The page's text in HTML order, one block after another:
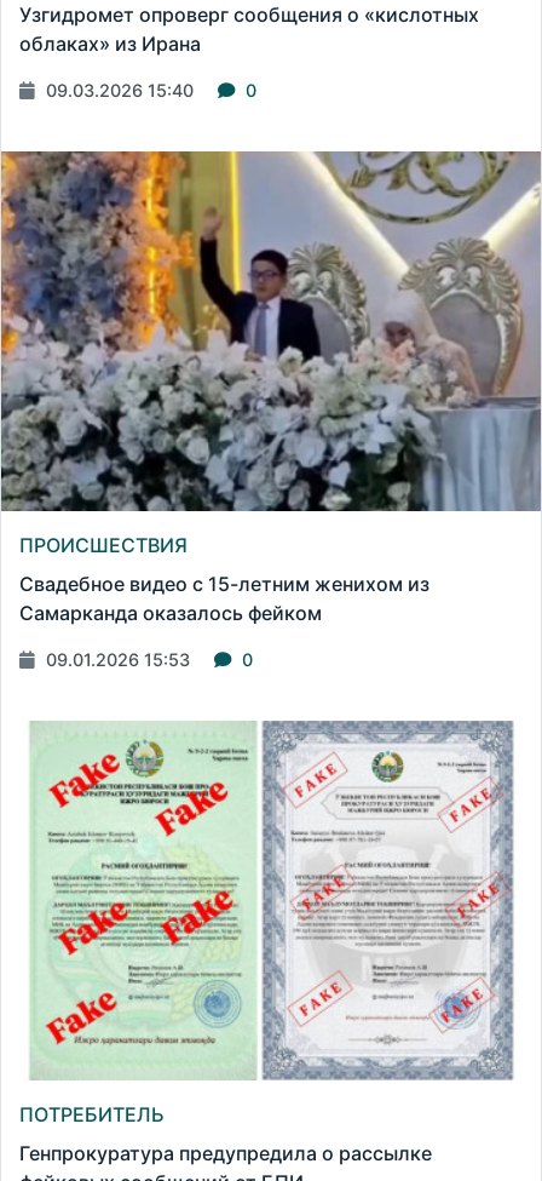
Узгидромет опроверг сообщения о «кислотных
облаках» из Ирана
09.03.2026 15:40 0
ПРОИСШЕСТВИЯ
Свадебное видео с 15-летним женихом из
Самарканда оказалось фейком
09.01.2026 15:53 0
ПОТРЕБИТЕЛЬ
Генпрокуратура предупредила о рассылке